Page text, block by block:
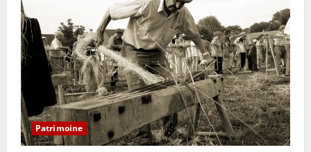
Michel
Verdier
et
la
musique
de
Serge
Rigolet
Patrimoine